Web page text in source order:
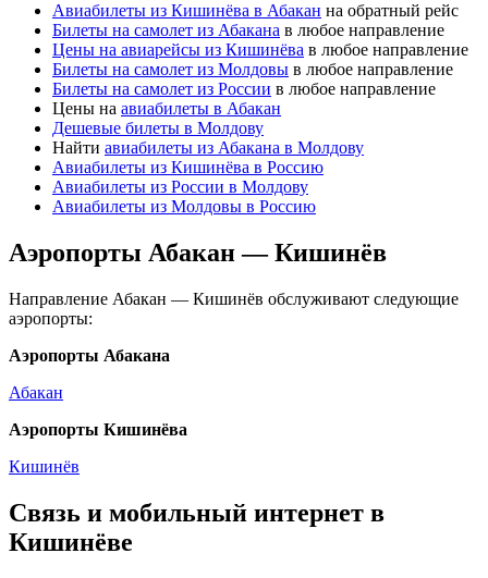
Авиабилеты из Кишинёва в Абакан на обратный рейс
Билеты на самолет из Абакана в любое направление
Цены на авиарейсы из Кишинёва в любое направление
Билеты на самолет из Молдовы в любое направление
Билеты на самолет из России в любое направление
Цены на авиабилеты в Абакан
Дешевые билеты в Молдову
Найти авиабилеты из Абакана в Молдову
Авиабилеты из Кишинёва в Россию
Авиабилеты из России в Молдову
Авиабилеты из Молдовы в Россию
Аэропорты Абакан — Кишинёв
Направление Абакан — Кишинёв обслуживают следующие
аэропорты:
Аэропорты Абакана
Абакан
Аэропорты Кишинёва
Кишинёв
Связь и мобильный интернет в
Кишинёве